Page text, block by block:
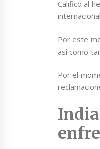
Calificó al
Por este
así como
Por el